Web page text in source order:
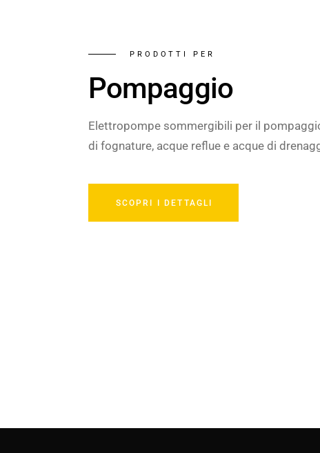
PRODOTTI PER
Pompaggio
Elettropompe sommergibili per il
di fognature, acque reflue e acque di
SCOPRI I DETTAGLI